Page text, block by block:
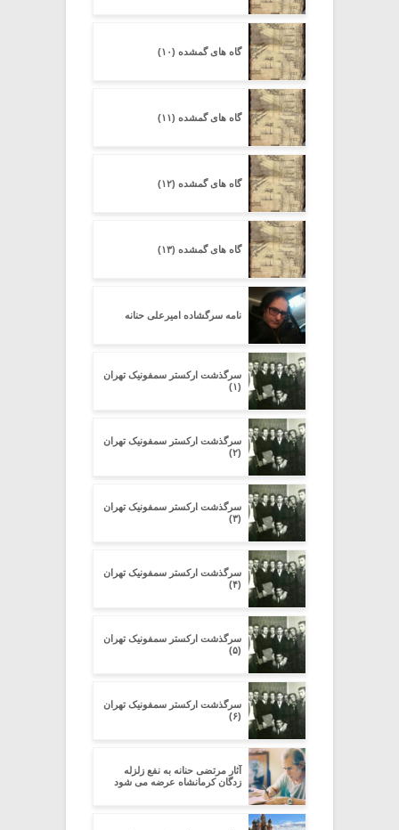
گاه های گمشده (۱۰)
گاه های گمشده (۱۱)
گاه های گمشده (۱۲)
گاه های گمشده (۱۳)
نامه سرگشاده امیرعلی حنانه
سرگذشت ارکستر سمفونیک تهران
(۱)
سرگذشت ارکستر سمفونیک تهران
(۲)
سرگذشت ارکستر سمفونیک تهران
(۳)
سرگذشت ارکستر سمفونیک تهران
(۴)
سرگذشت ارکستر سمفونیک تهران
(۵)
سرگذشت ارکستر سمفونیک تهران
(۶)
آثار مرتضی حنانه به نفع زلزله
زدگان کرمانشاه عرضه می شود